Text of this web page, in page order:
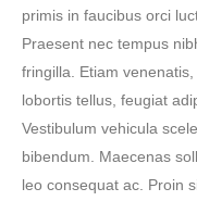
primis in faucibus orci
Praesent nec tempus
fringilla. Etiam
lobortis tellus, feugiat
Vestibulum vehicula
bibendum. Maecenas
leo consequat ac. Proin